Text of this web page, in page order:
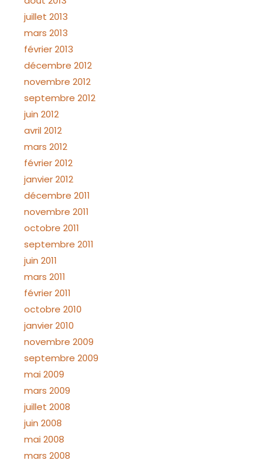
juillet 2013
mars 2013
février 2013
décembre 2012
novembre 2012
septembre 2012
juin 2012
avril 2012
mars 2012
février 2012
janvier 2012
décembre 2011
novembre 2011
octobre 2011
septembre 2011
juin 2011
mars 2011
février 2011
octobre 2010
janvier 2010
novembre 2009
septembre 2009
mai 2009
mars 2009
juillet 2008
juin 2008
mai 2008
mars 2008